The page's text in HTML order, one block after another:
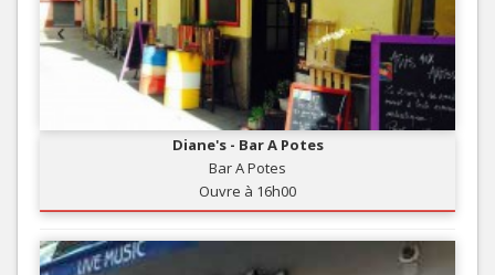
Diane's - Bar A Potes
Bar A Potes
Ouvre à 16h00